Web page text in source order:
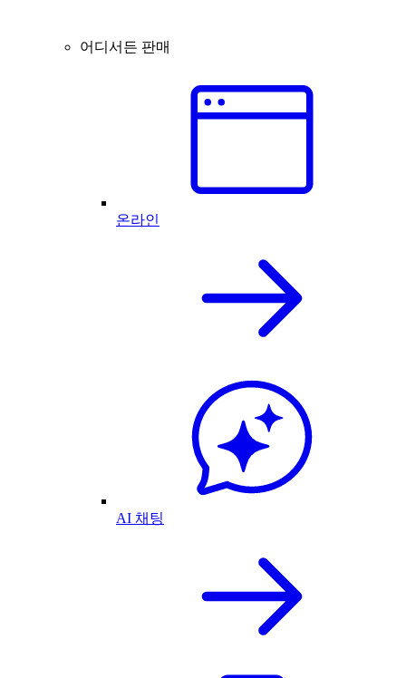
어디서든 판매
온라인
AI 채팅